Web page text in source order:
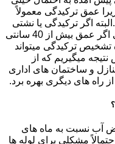
عمق ترکیدگی معمولاً
40 سانت نیست.البته اگر ترکیدگی یا نشتی
لوله زیاد باشد و صدایی را ایجاد کند حتی اگر عمق بیش از 40 سانتی
ترکیدگی میتواند
میگیریم که از
و ساختمان های اداری
راه های دیگری بهره برد.
آب نسبت به ماه های
مشکلی برای لوله ها